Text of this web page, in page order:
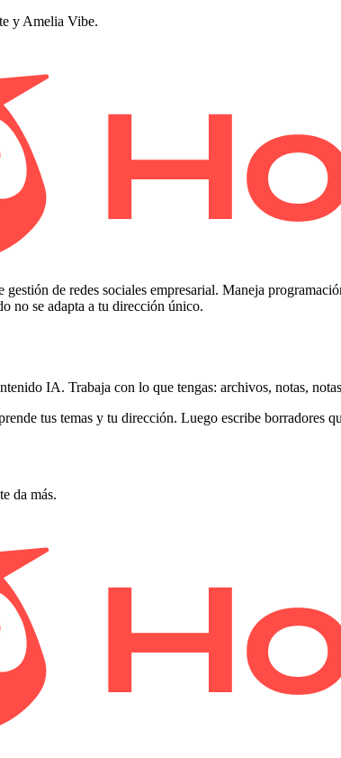
y Amelia Vibe.
gestión de redes sociales empresarial. Maneja
no se adapta a tu dirección único.
IA. Trabaja con lo que tengas: archivos, notas,
tus temas y tu dirección. Luego escribe borradores
da más.